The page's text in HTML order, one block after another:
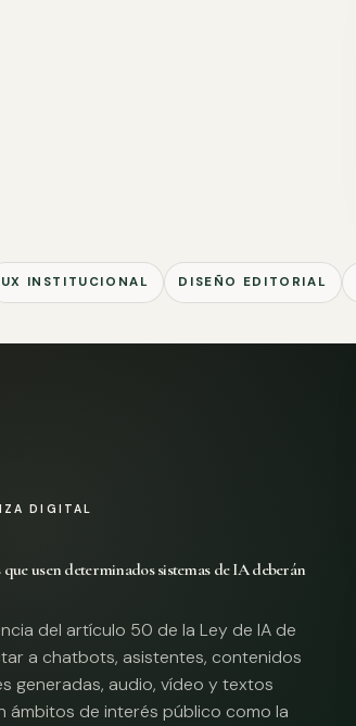
UX INSTITUCIONAL DISEÑO EDITORIAL
DIGITAL
que usen determinados sistemas de IA deberán
del artículo 50 de la Ley de IA de
a chatbots, asistentes, contenidos
generadas, audio, vídeo y textos
ámbitos de interés público como la